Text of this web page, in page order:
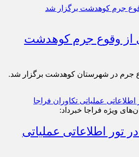
از وقوع جرم کوهدشت
جرم در شهرستان کوهدشت برگزار شد.
ویژه فراجا خبرداد:
تور اطلاعاتی عملیاتی